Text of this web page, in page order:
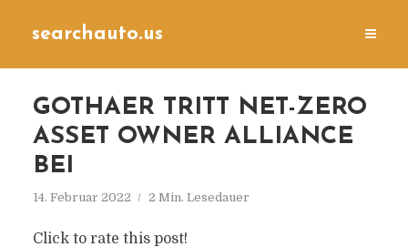
searchauto.us
GOTHAER TRITT NET-ZERO
ASSET OWNER ALLIANCE
BEI
14. Februar 2022 2 Min. Lesedauer
Click to rate this post!